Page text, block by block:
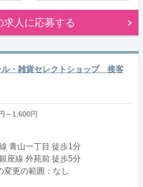
求人に応募する
・雑貨セレクトショップ 接客
～1,600円
青山一丁目 徒歩1分
座線 外苑前 徒歩5分
変更の範囲：なし